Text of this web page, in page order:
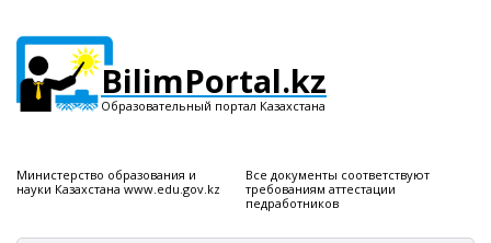
BilimPortal.kz
Образовательный портал Казахстана
Министерство образования и
науки Казахстана www.edu.gov.kz
Все документы соответствуют
требованиям аттестации
педработников